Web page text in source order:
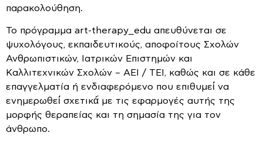
παρακολούθηση.
Το πρόγραμμα art-therapy_edu απευθύνεται σε
ψυχολόγους, εκπαιδευτικούς, αποφοίτους Σχολών
Ανθρωπιστικών, Ιατρικών Επιστημών και
Καλλιτεχνικών Σχολών – ΑΕΙ / ΤΕΙ, καθώς και σε κάθε
επαγγελματία ή ενδιαφερόμενο που επιθυμεί́ να
ενημερωθεί́ σχετικά́ με τις εφαρμογές αυτής της
μορφής θεραπείας και τη σημασία της για τον
άνθρωπο.